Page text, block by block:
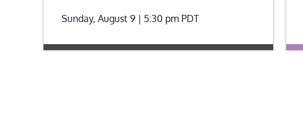
Sunday, August 9 | 5:30 pm PDT